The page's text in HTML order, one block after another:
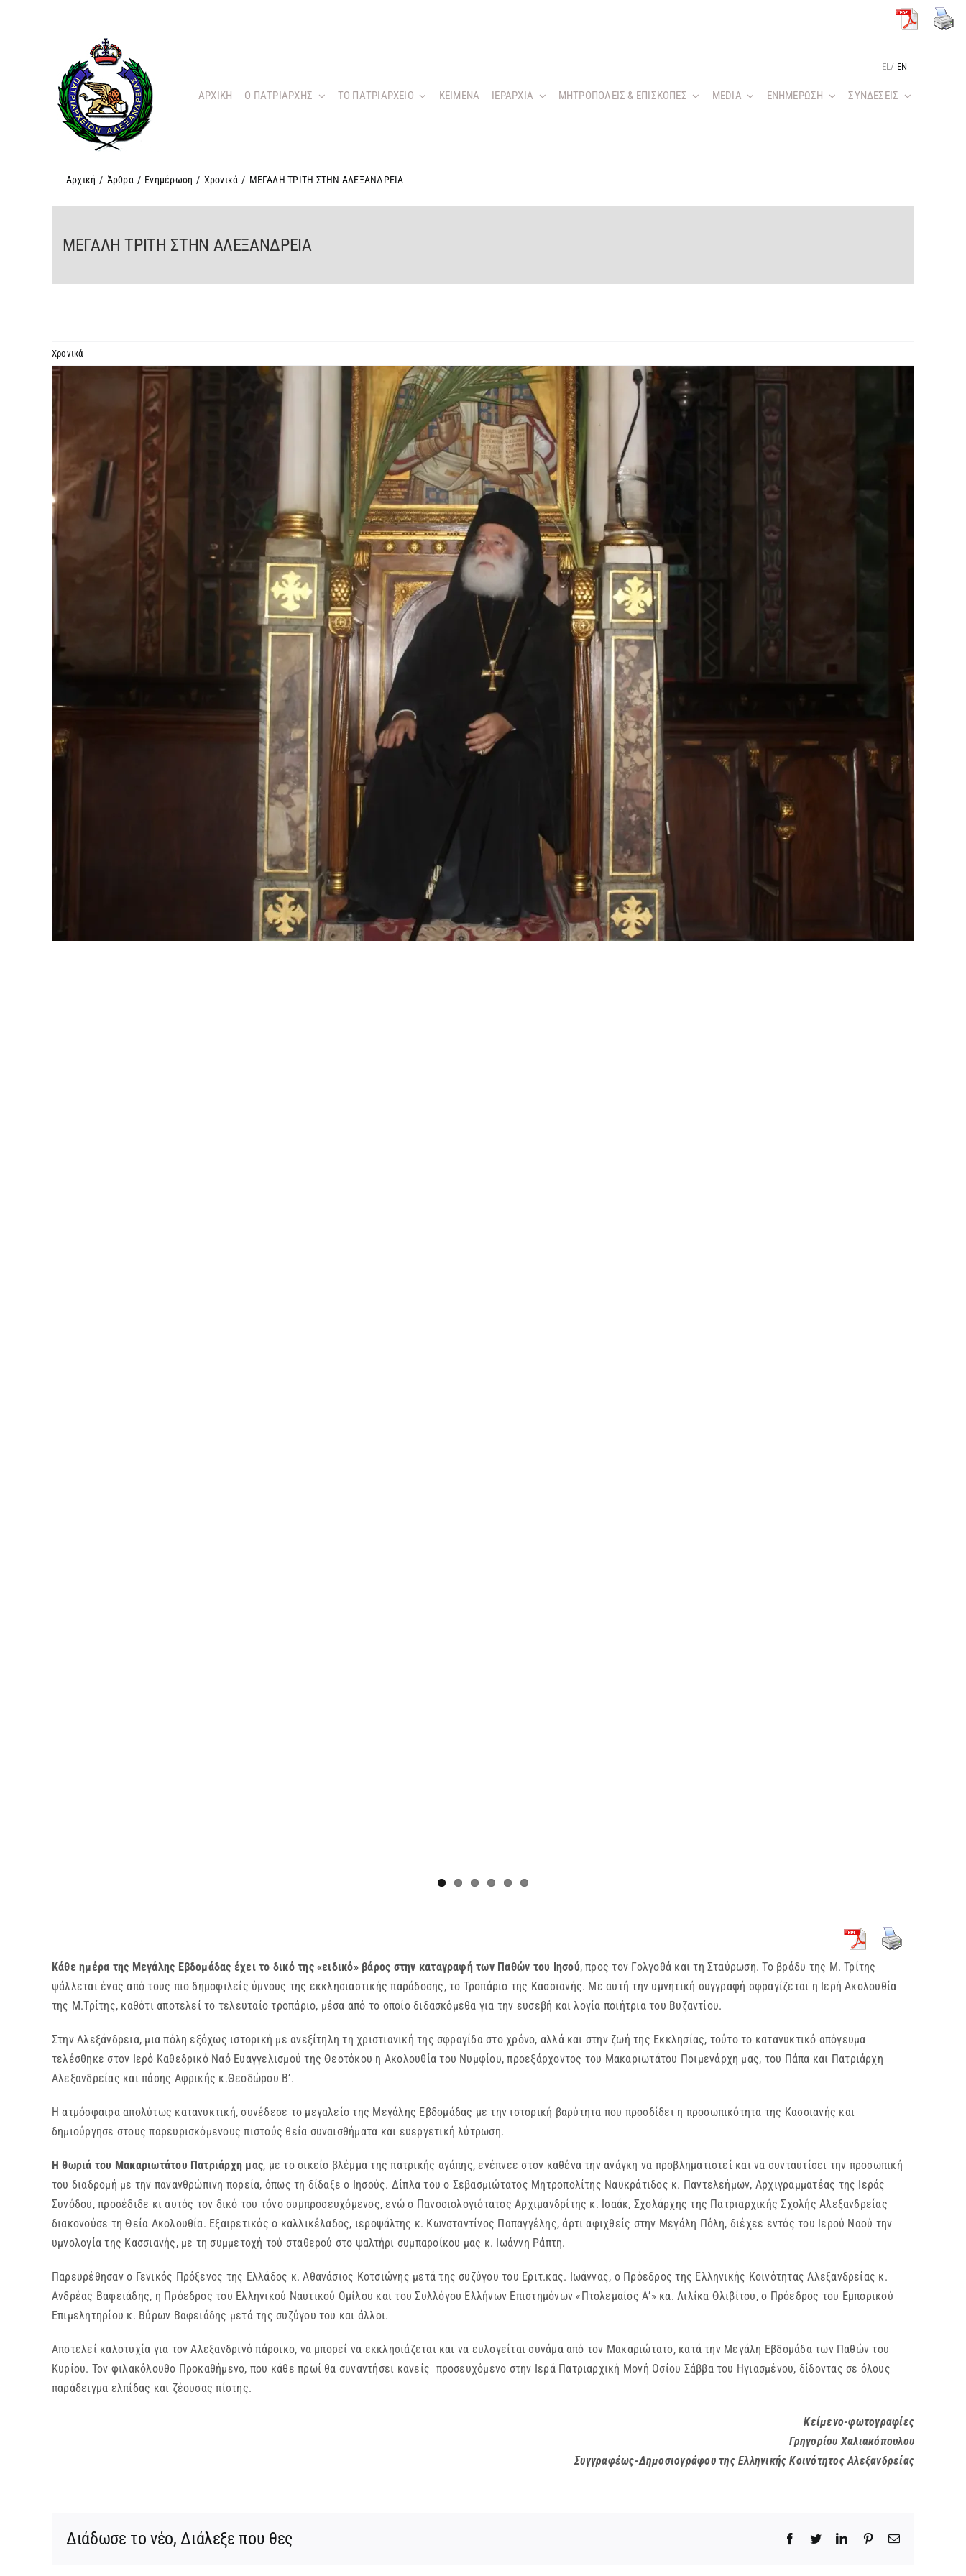
EL / EN
ΑΡΧΙΚΗ O ΠΑΤΡΙΑΡΧΗΣ ΤΟ ΠΑΤΡΙΑΡΧΕΙΟ KEIMENA ΙΕΡΑΡΧΙΑ ΜΗΤΡΟΠΟΛΕΙΣ & ΕΠΙΣΚΟΠΕΣ MEDIA ΕΝΗΜΕΡΩΣΗ ΣΥΝΔΕΣΕΙΣ
Αρχική / Άρθρα / Ενημέρωση / Χρονικά / ΜΕΓΑΛΗ ΤΡΙΤΗ ΣΤΗΝ ΑΛΕΞΑΝΔΡΕΙΑ
ΜΕΓΑΛΗ ΤΡΙΤΗ ΣΤΗΝ ΑΛΕΞΑΝΔΡΕΙΑ
Χρονικά
Προβολή
μεγαλύτερης
εικόνας
Κάθε ημέρα της Μεγάλης Εβδομάδας έχει το δικό της «ειδικό» βάρος στην καταγραφή των Παθών του Ιησού, προς τον Γολγοθά και τη Σταύρωση. Το βράδυ της Μ. Τρίτης
ψάλλεται ένας από τους πιο δημοφιλείς ύμνους της εκκλησιαστικής παράδοσης, το Τροπάριο της Κασσιανής. Με αυτή την υμνητική συγγραφή σφραγίζεται η Ιερή Ακολουθία
της Μ.Τρίτης, καθότι αποτελεί το τελευταίο τροπάριο, μέσα από το οποίο διδασκόμεθα για την ευσεβή και λογία ποιήτρια του Βυζαντίου.
Στην Αλεξάνδρεια, μια πόλη εξόχως ιστορική με ανεξίτηλη τη χριστιανική της σφραγίδα στο χρόνο, αλλά και στην ζωή της Εκκλησίας, τούτο το κατανυκτικό απόγευμα
τελέσθηκε στον Ιερό Καθεδρικό Ναό Ευαγγελισμού της Θεοτόκου η Ακολουθία του Νυμφίου, προεξάρχοντος του Μακαριωτάτου Ποιμενάρχη μας, του Πάπα και Πατριάρχη
Αλεξανδρείας και πάσης Αφρικής κ.Θεοδώρου Β’.
Η ατμόσφαιρα απολύτως κατανυκτική, συνέδεσε το μεγαλείο της Μεγάλης Εβδομάδας με την ιστορική βαρύτητα που προσδίδει η προσωπικότητα της Κασσιανής και
δημιούργησε στους παρευρισκόμενους πιστούς θεία συναισθήματα και ευεργετική λύτρωση.
Η θωριά του Μακαριωτάτου Πατριάρχη μας, με το οικείο βλέμμα της πατρικής αγάπης, ενέπνεε στον καθένα την ανάγκη να προβληματιστεί και να συνταυτίσει την προσωπική
του διαδρομή με την πανανθρώπινη πορεία, όπως τη δίδαξε ο Ιησούς. Δίπλα του ο Σεβασμιώτατος Μητροπολίτης Ναυκράτιδος κ. Παντελεήμων, Αρχιγραμματέας της Ιεράς
Συνόδου, προσέδιδε κι αυτός τον δικό του τόνο συμπροσευχόμενος, ενώ ο Πανοσιολογιότατος Αρχιμανδρίτης κ. Ισαάκ, Σχολάρχης της Πατριαρχικής Σχολής Αλεξανδρείας
διακονούσε τη Θεία Ακολουθία. Εξαιρετικός ο καλλικέλαδος, ιεροψάλτης κ. Κωνσταντίνος Παπαγγέλης, άρτι αφιχθείς στην Μεγάλη Πόλη, διέχεε εντός του Ιερού Ναού την
υμνολογία της Κασσιανής, με τη συμμετοχή τού σταθερού στο ψαλτήρι συμπαροίκου μας κ. Ιωάννη Ράπτη.
Παρευρέθησαν ο Γενικός Πρόξενος της Ελλάδος κ. Αθανάσιος Κοτσιώνης μετά της συζύγου του Εριτ.κας. Ιωάννας, ο Πρόεδρος της Ελληνικής Κοινότητας Αλεξανδρείας κ.
Ανδρέας Βαφειάδης, η Πρόεδρος του Ελληνικού Ναυτικού Ομίλου και του Συλλόγου Ελλήνων Επιστημόνων «Πτολεμαίος Α’» κα. Λιλίκα Θλιβίτου, ο Πρόεδρος του Εμπορικού
Επιμελητηρίου κ. Βύρων Βαφειάδης μετά της συζύγου του και άλλοι.
Αποτελεί καλοτυχία για τον Αλεξανδρινό πάροικο, να μπορεί να εκκλησιάζεται και να ευλογείται συνάμα από τον Μακαριώτατο, κατά την Μεγάλη Εβδομάδα των Παθών του
Κυρίου. Τον φιλακόλουθο Προκαθήμενο, που κάθε πρωί θα συναντήσει κανείς προσευχόμενο στην Ιερά Πατριαρχική Μονή Οσίου Σάββα του Ηγιασμένου, δίδοντας σε όλους
παράδειγμα ελπίδας και ζέουσας πίστης.
Κείμενο-φωτογραφίες
Γρηγορίου Χαλιακόπουλου
Συγγραφέως-Δημοσιογράφου της Ελληνικής Κοινότητος Αλεξανδρείας
Διάδωσε το νέο, Διάλεξε που θες Facebook
TwitterLinkedInPinterestEmail